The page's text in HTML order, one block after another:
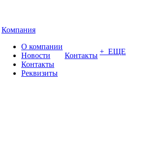
Компания
О компании
Новости
Контакты
Реквизиты
Контакты + ЕЩЕ